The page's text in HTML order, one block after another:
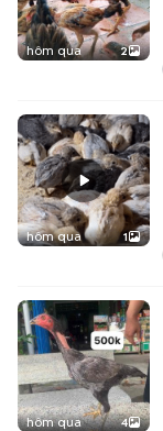
hôm qua 2
hôm qua 1
hôm qua 4